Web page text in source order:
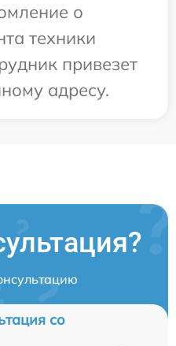
о
техники
привезет
адресу.
со